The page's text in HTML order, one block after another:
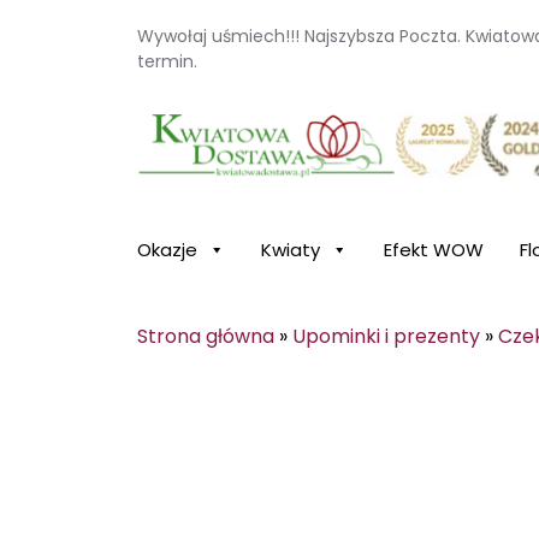
Wywołaj uśmiech!!! Najszybsza Poczta.
termin.
Kwiaciarnia internetowa Kwiatowa
Okazje Kwiaty Efekt WOW
Strona główna » Upominki i prezenty »